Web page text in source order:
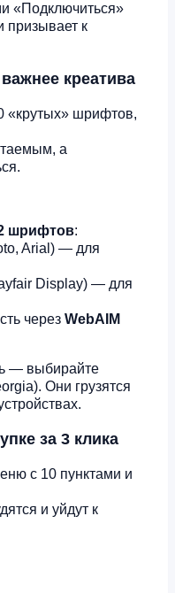
«Подключиться»
призывает к
креатива
«крутых» шрифтов,
а
шрифтов:
Arial) — для
Display) — для
через WebAIM
— выбирайте
Они грузятся
за 3 клика
с 10 пунктами и
и уйдут к